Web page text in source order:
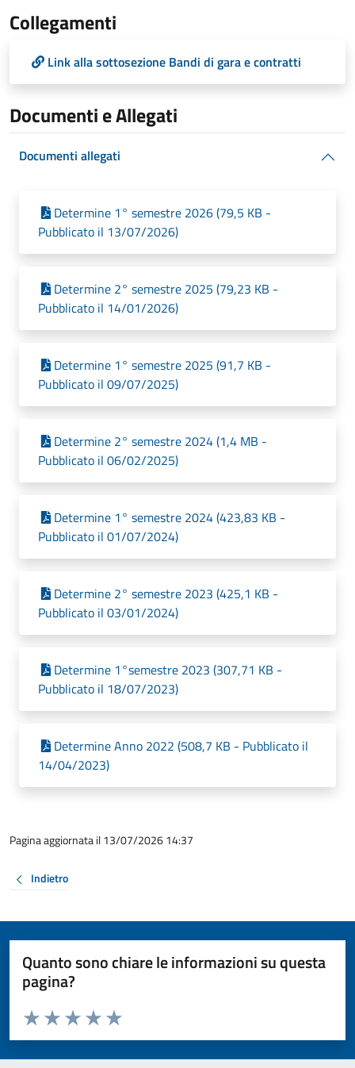
Collegamenti
Link alla sottosezione Bandi di gara e contratti
Documenti e Allegati
Documenti allegati
Determine 1° semestre 2026 (79,5 KB -
Pubblicato il 13/07/2026)
Determine 2° semestre 2025 (79,23 KB -
Pubblicato il 14/01/2026)
Determine 1° semestre 2025 (91,7 KB -
Pubblicato il 09/07/2025)
Determine 2° semestre 2024 (1,4 MB -
Pubblicato il 06/02/2025)
Determine 1° semestre 2024 (423,83 KB -
Pubblicato il 01/07/2024)
Determine 2° semestre 2023 (425,1 KB -
Pubblicato il 03/01/2024)
Determine 1°semestre 2023 (307,71 KB -
Pubblicato il 18/07/2023)
Determine Anno 2022 (508,7 KB - Pubblicato il
14/04/2023)
Pagina aggiornata il 13/07/2026 14:37
Indietro
Quanto sono chiare le informazioni su questa
pagina?
Valuta da 1 a 5 stelle la pagina
Valuta 5 stelle su 5
Valuta 4 stelle su 5
Valuta 3 stelle su 5
Valuta 2 stelle su 5
Valuta 1 stelle su 5